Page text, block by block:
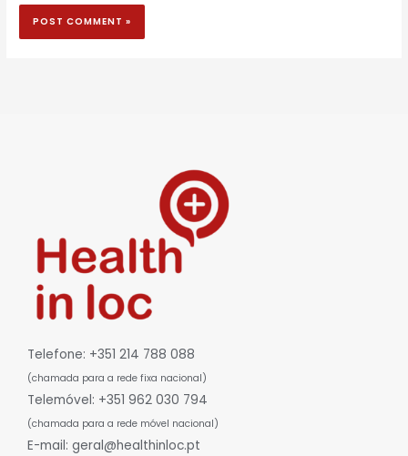
Telefone: +351 214 788 088
(chamada para a rede fixa nacional)
Telemóvel: +351 962 030 794
(chamada para a rede móvel nacional)
E-mail: geral@healthinloc.pt